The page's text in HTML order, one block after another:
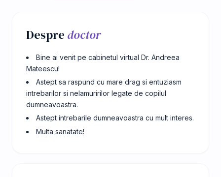
Despre doctor
Bine ai venit pe cabinetul virtual Dr. Andreea
Mateescu!
Astept sa raspund cu mare drag si entuziasm
intrebarilor si nelamuririlor legate de copilul
dumneavoastra.
Astept intrebarile dumneavoastra cu mult interes.
Multa sanatate!